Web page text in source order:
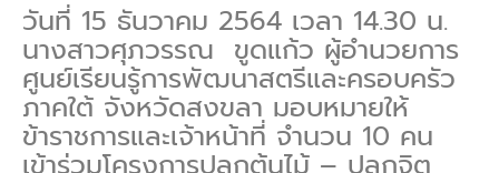
วันที่ 15 ธันวาคม 2564 เวลา 14.30 น.
นางสาวศุภวรรณ ขูดแก้ว ผู้อำนวยการ
ศูนย์เรียนรู้การพัฒนาสตรีและครอบครัว
ภาคใต้ จังหวัดสงขลา มอบหมายให้
ข้าราชการและเจ้าหน้าที่ จำนวน 10 คน